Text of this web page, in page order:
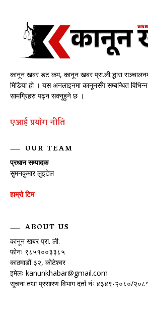
कानून खबर डट कम, कानून खबर प्रा.ली.द्धारा
मिडिया हो । यस अनलाइनमा कानूनसँग सम्बन्धित
सामग्रिहरु पढ्न सक्नुहुने छ ।
एआई प्रयाेग नीति
OUR TEAM
प्रधान सम्पादक
सुमनकुमार लुइटेल
हाम्रो टिम
ABOUT US
कानून खबर प्रा. ली.
फोनः ९८५१००३३८५
काठमाडौं ३२, कोटेश्वर
इमेलः kanunkhabar@gmail.com
सूचना तथा प्रसारण विभाग दर्ता नंः ४३४९-२०८०/